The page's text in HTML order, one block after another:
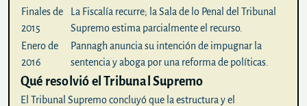
Finales de
2015
La Fiscalía recurre; la Sala de lo Penal del Tribunal
Supremo estima parcialmente el recurso.
Enero de
2016
Pannagh anuncia su intención de impugnar la
sentencia y aboga por una reforma de políticas.
Qué resolvió el Tribunal Supremo
El Tribunal Supremo concluyó que la estructura y el